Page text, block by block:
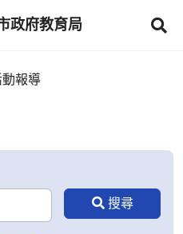
政府教育局
報導